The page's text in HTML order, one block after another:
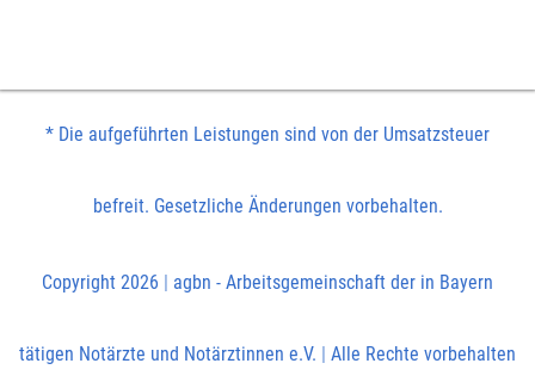
* Die aufgeführten Leistungen sind von der Umsatzsteuer
befreit. Gesetzliche Änderungen vorbehalten.
Copyright 2026 | agbn - Arbeitsgemeinschaft der in Bayern
tätigen Notärzte und Notärztinnen e.V. | Alle Rechte vorbehalten